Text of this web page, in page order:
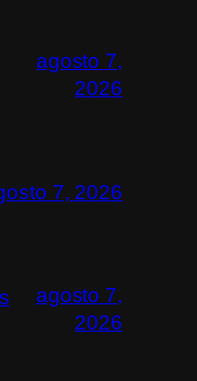
agosto 7,
2026
7, 2026
agosto 7,
2026